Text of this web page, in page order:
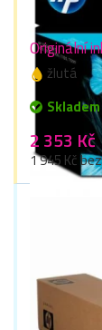
Originální
žlutá
2 353 Kč
1 945 Kč